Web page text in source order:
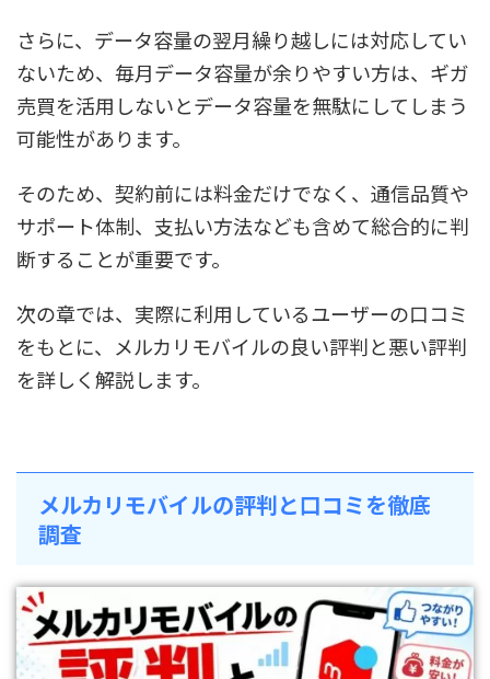
さらに、データ容量の翌月繰り越しには対応してい
ないため、毎月データ容量が余りやすい方は、ギガ
売買を活用しないとデータ容量を無駄にしてしまう
可能性があります。
そのため、契約前には料金だけでなく、通信品質や
サポート体制、支払い方法なども含めて総合的に判
断することが重要です。
次の章では、実際に利用しているユーザーの口コミ
をもとに、メルカリモバイルの良い評判と悪い評判
を詳しく解説します。
メルカリモバイルの評判と口コミを徹底
調査